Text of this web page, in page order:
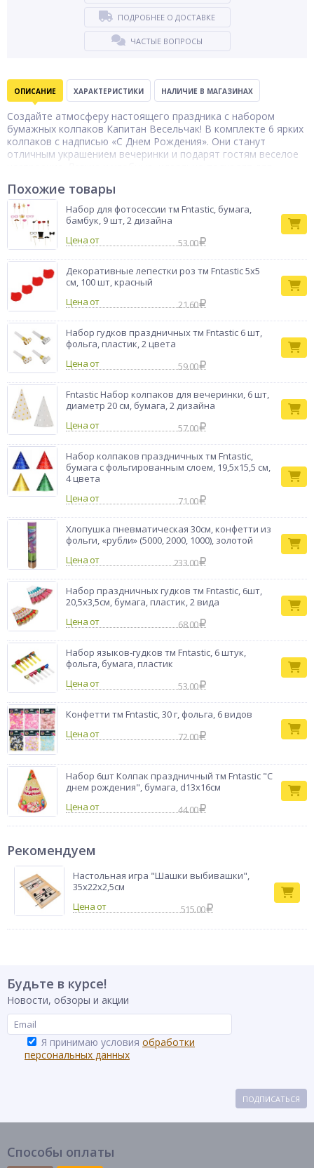
ПОДРОБНЕЕ О ДОСТАВКЕ
ЧАСТЫЕ ВОПРОСЫ
ОПИСАНИЕ ХАРАКТЕРИСТИКИ НАЛИЧИЕ В МАГАЗИНАХ
Создайте атмосферу настоящего праздника с набором
бумажных колпаков Капитан Весельчак! В комплекте 6 ярких
колпаков с надписью «С Днем Рождения». Они станут
отличным украшением вечеринки и подарят гостям веселое
Тип товара
бумажных
колпаков
Бренд
Весельчак
Похожие товары
Набор для фотосессии тм Fntastic, бумага,
бамбук, 9 шт, 2 дизайна
Цена от
53.00
Декоративные лепестки роз тм Fntastic 5x5
см, 100 шт, красный
Цена от
21.60
Набор гудков праздничных тм Fntastic 6 шт,
фольга, пластик, 2 цвета
Цена от
59.00
Fntastic Набор колпаков для вечеринки, 6 шт,
диаметр 20 см, бумага, 2 дизайна
Цена от
57.00
Набор колпаков праздничных тм Fntastic,
бумага с фольгированным слоем, 19,5x15,5 см,
4 цвета
Цена от
71.00
Хлопушка пневматическая 30см, конфетти из
фольги, «рубли» (5000, 2000, 1000), золотой
Цена от
233.00
Набор праздничных гудков тм Fntastic, 6шт,
20,5х3,5см, бумага, пластик, 2 вида
Цена от
68.00
Набор языков-гудков тм Fntastic, 6 штук,
фольга, бумага, пластик
Цена от
53.00
Конфетти тм Fntastic, 30 г, фольга, 6 видов
Цена от
72.00
Набор 6шт Колпак праздничный тм Fntastic "С
днем рождения", бумага, d13х16см
Цена от
44.00
Рекомендуем
Настольная игра "Шашки выбивашки",
35х22х2,5см
515.00
Будьте в курсе!
Новости, обзоры и акции
Я принимаю условия обработки
персональных данных
ПОДПИСАТЬСЯ
Способы оплаты